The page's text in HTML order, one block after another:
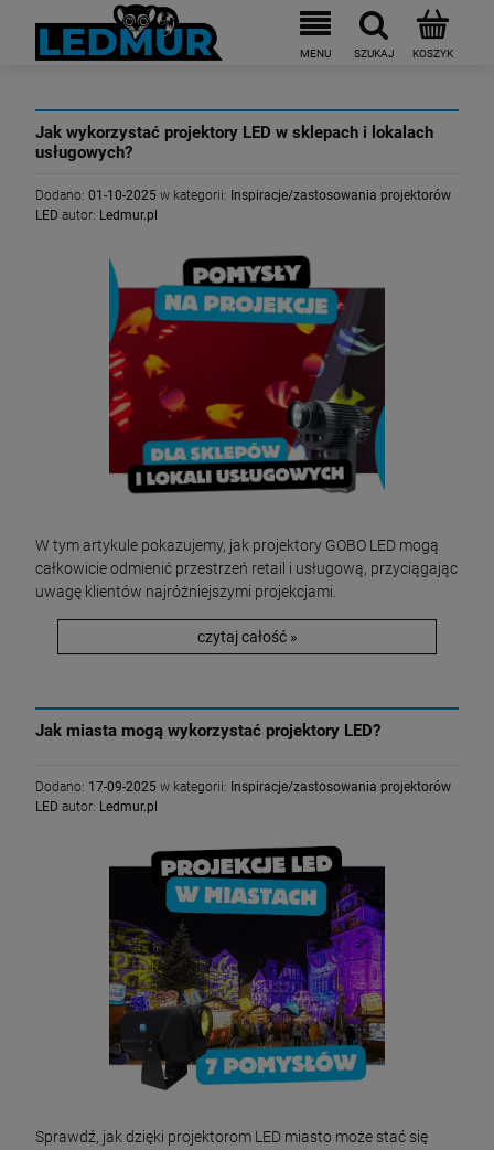
Jak wykorzystać projektory LED w sklepach i lokalach
usługowych?
Dodano: 01-10-2025 w kategorii: Inspiracje/zastosowania projektorów
LED autor: Ledmur.pl
W tym artykule pokazujemy, jak projektory GOBO LED mogą
całkowicie odmienić przestrzeń retail i usługową, przyciągając
uwagę klientów najróżniejszymi projekcjami.
czytaj całość »
Jak miasta mogą wykorzystać projektory LED?
Dodano: 17-09-2025 w kategorii: Inspiracje/zastosowania projektorów
LED autor: Ledmur.pl
Sprawdź, jak dzięki projektorom LED miasto może stać się